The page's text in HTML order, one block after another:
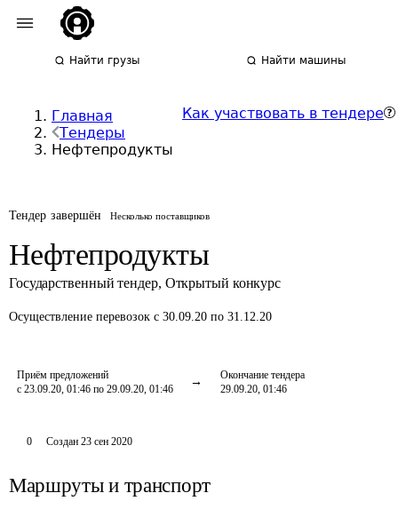
Найти грузы Найти машины
Главная
Тендеры
Нефтепродукты
Как участвовать в тендере
Тендер завершён Несколько поставщиков
Нефтепродукты
Государственный тендер, Открытый конкурс
Осуществление перевозок с 30.09.20 по 31.12.20
Приём предложений
с 23.09.20, 01:46 по 29.09.20, 01:46
Окончание тендера
29.09.20, 01:46
0 Создан 23 сен 2020
Маршруты и транспорт